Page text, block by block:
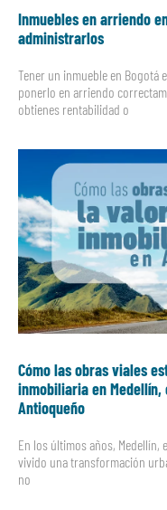
Inmuebles en arriendo
administrarlos
Tener un inmueble en
ponerlo en arriendo
obtienes rentabilidad o
Cómo las obras viales
inmobiliaria en
Antioqueño
En los últimos años, Medellín,
vivido una transformación
no